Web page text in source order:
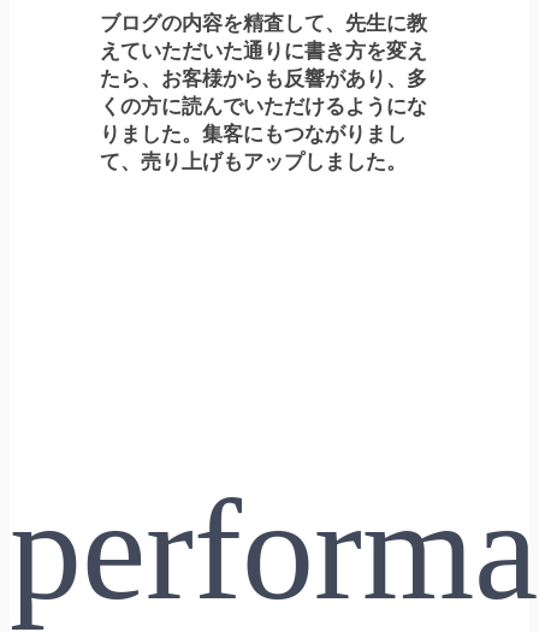
ブログの内容を精査して、先生に教
えていただいた通りに書き方を変え
たら、お客様からも反響があり、多
くの方に読んでいただけるようにな
りました。集客にもつながりまし
て、売り上げもアップしました。